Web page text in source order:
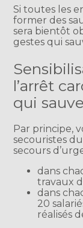
Si toutes les
former des
sera bientôt
gestes qui
l’arrêt
qui
Par principe,
secouristes
secours
dans
travaux
dans
20
réalisés